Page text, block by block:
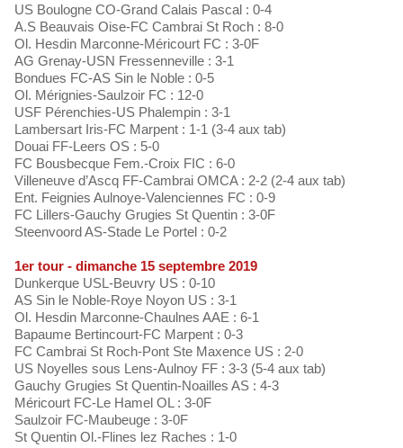
US Boulogne CO-Grand Calais Pascal : 0-4
A.S Beauvais Oise-FC Cambrai St Roch : 8-0
Ol. Hesdin Marconne-Méricourt FC : 3-0F
AG Grenay-USN Fressenneville : 3-1
Bondues FC-AS Sin le Noble : 0-5
Ol. Mérignies-Saulzoir FC : 12-0
USF Pérenchies-US Phalempin : 3-1
Lambersart Iris-FC Marpent : 1-1 (3-4 aux tab)
Douai FF-Leers OS : 5-0
FC Bousbecque Fem.-Croix FIC : 6-0
Villeneuve d’Ascq FF-Cambrai OMCA : 2-2 (2-4 aux tab)
Ent. Feignies Aulnoye-Valenciennes FC : 0-9
FC Lillers-Gauchy Grugies St Quentin : 3-0F
Steenvoord AS-Stade Le Portel : 0-2
1er tour - dimanche 15 septembre 2019
Dunkerque USL-Beuvry US : 0-10
AS Sin le Noble-Roye Noyon US : 3-1
Ol. Hesdin Marconne-Chaulnes AAE : 6-1
Bapaume Bertincourt-FC Marpent : 0-3
FC Cambrai St Roch-Pont Ste Maxence US : 2-0
US Noyelles sous Lens-Aulnoy FF : 3-3 (5-4 aux tab)
Gauchy Grugies St Quentin-Noailles AS : 4-3
Méricourt FC-Le Hamel OL : 3-0F
Saulzoir FC-Maubeuge : 3-0F
St Quentin Ol.-Flines lez Raches : 1-0